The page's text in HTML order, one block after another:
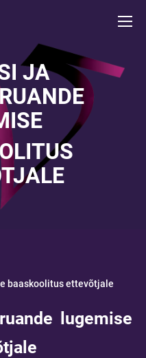
JA
baaskoolitus ettevõtjale
lugemise